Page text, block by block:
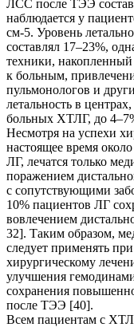
ЛСС после ТЭЭ
наблюдается у
см-5. Уровень
составлял 17–23%,
техники,
к больным,
пульмонологов и
летальность в
больных ХТЛГ, до
Несмотря на успехи
настоящее время
ЛГ, лечатся только
поражением
с сопутствующими
10% пациентов ЛГ
вовлечением
32]. Таким образом,
следует применять
хирургическому
улучшения
сохранения
после ТЭЭ [40].
Всем пациентам с